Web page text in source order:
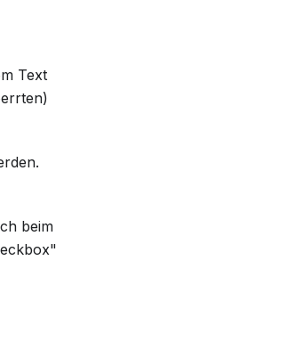
Text
beim